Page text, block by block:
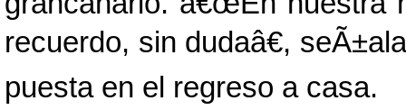
recuerdo, sin dudaâ€,
puesta en el regreso a casa.